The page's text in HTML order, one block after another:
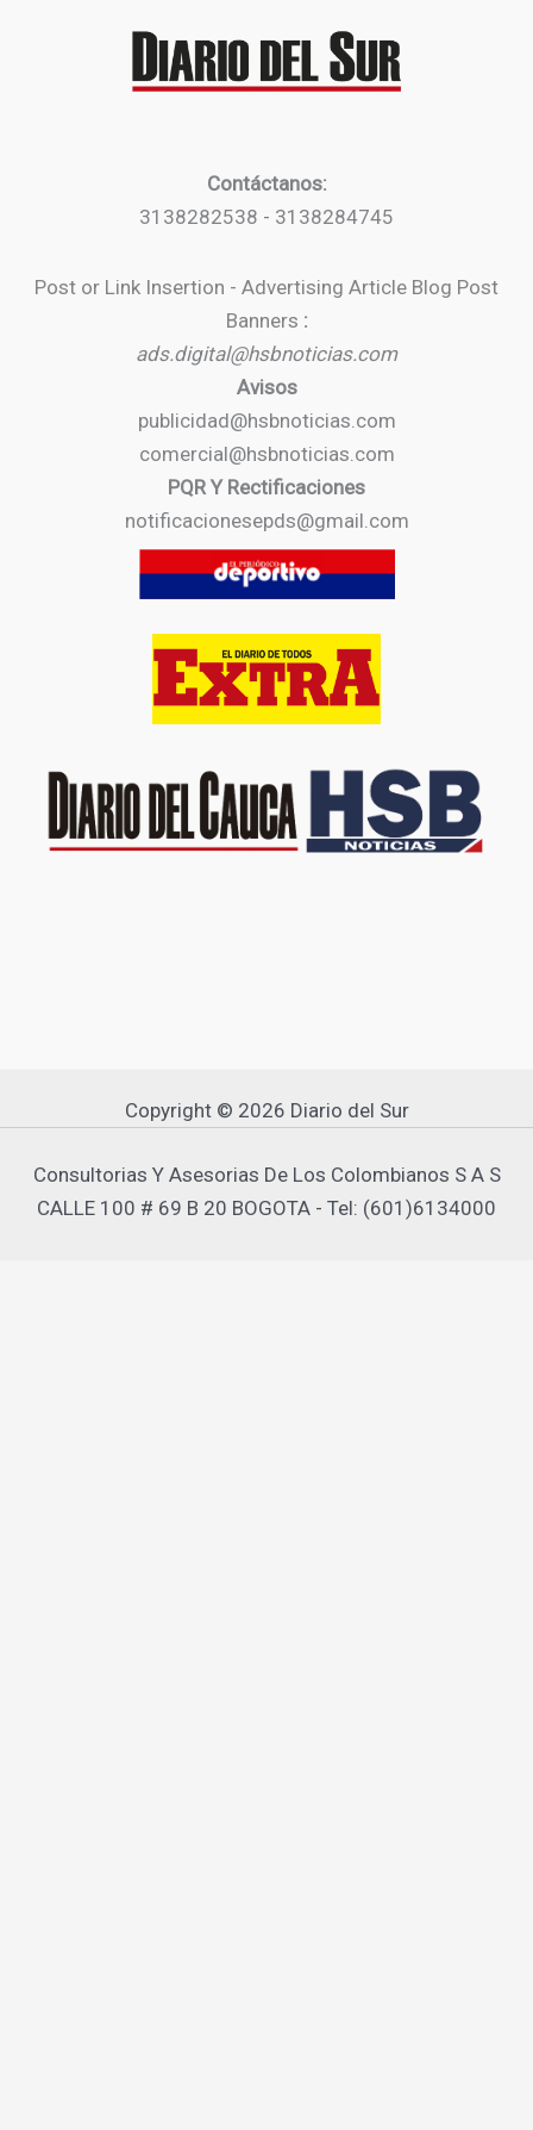
Contáctanos:
3138282538 - 3138284745
Post or Link Insertion - Advertising Article Blog Post
Banners :
ads.digital@hsbnoticias.com
Avisos
publicidad@hsbnoticias.com
comercial@hsbnoticias.com
PQR Y Rectificaciones
notificacionesepds@gmail.com
Copyright © 2026 Diario del Sur
Consultorias Y Asesorias De Los Colombianos S A S
CALLE 100 # 69 B 20 BOGOTA - Tel: (601)6134000